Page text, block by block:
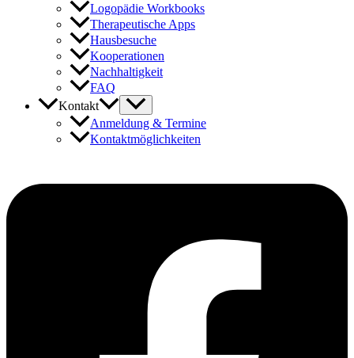
Logopädie Workbooks
Therapeutische Apps
Hausbesuche
Kooperationen
Nachhaltigkeit
FAQ
Kontakt
Anmeldung & Termine
Kontaktmöglichkeiten